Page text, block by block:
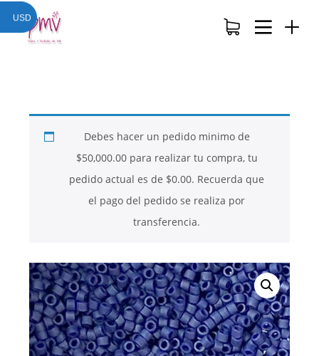
26
NOVIEMBRE
2017
QUE PIEDRAS
SE USAN PARA
BISUTERÍA Y
JOYERÍA
26
NOVIEMBRE
2017
QUE ES LA
MOSTACILLA?
26
NOVIEMBRE
2017
NUESTROS
CURSOS
Debes hacer un pedido minimo de
$50,000.00para realizar tu compra, tu
pedido actual es de $0.00. Recuerda que
el pago del pedido se realiza por
transferencia.
USD